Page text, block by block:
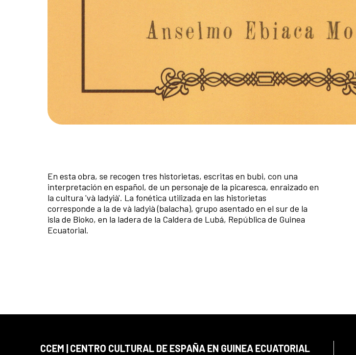
En esta obra, se recogen tres historietas, escritas en bubi, con una
interpretación en español, de un personaje de la picaresca, enraizado en
la cultura 'và ladyià'. La fonética utilizada en las historietas
corresponde a la de và ladyià (balacha), grupo asentado en el sur de la
isla de Bioko, en la ladera de la Caldera de Lubá, República de Guinea
Ecuatorial.
CCEM | CENTRO CULTURAL DE ESPAÑA EN GUINEA ECUATORIAL